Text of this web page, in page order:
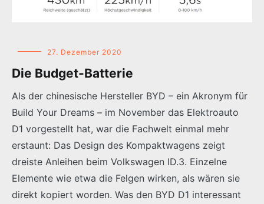
27. Dezember 2020
Die Budget-Batterie
Als der chinesische Hersteller BYD – ein Akronym für
Build Your Dreams – im November das Elektroauto
D1 vorgestellt hat, war die Fachwelt einmal mehr
erstaunt: Das Design des Kompaktwagens zeigt
dreiste Anleihen beim Volkswagen ID.3. Einzelne
Elemente wie etwa die Felgen wirken, als wären sie
direkt kopiert worden. Was den BYD D1 interessant